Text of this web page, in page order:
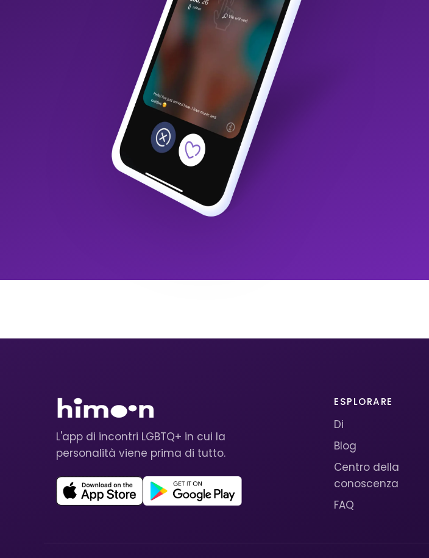
L'app di incontri LGBTQ+ in cui la
personalità viene prima di tutto.
ESPLORARE
Di
Blog
Centro della
conoscenza
FAQ